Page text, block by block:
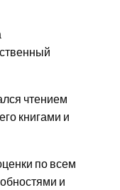
чтением
книгами и
по всем
и